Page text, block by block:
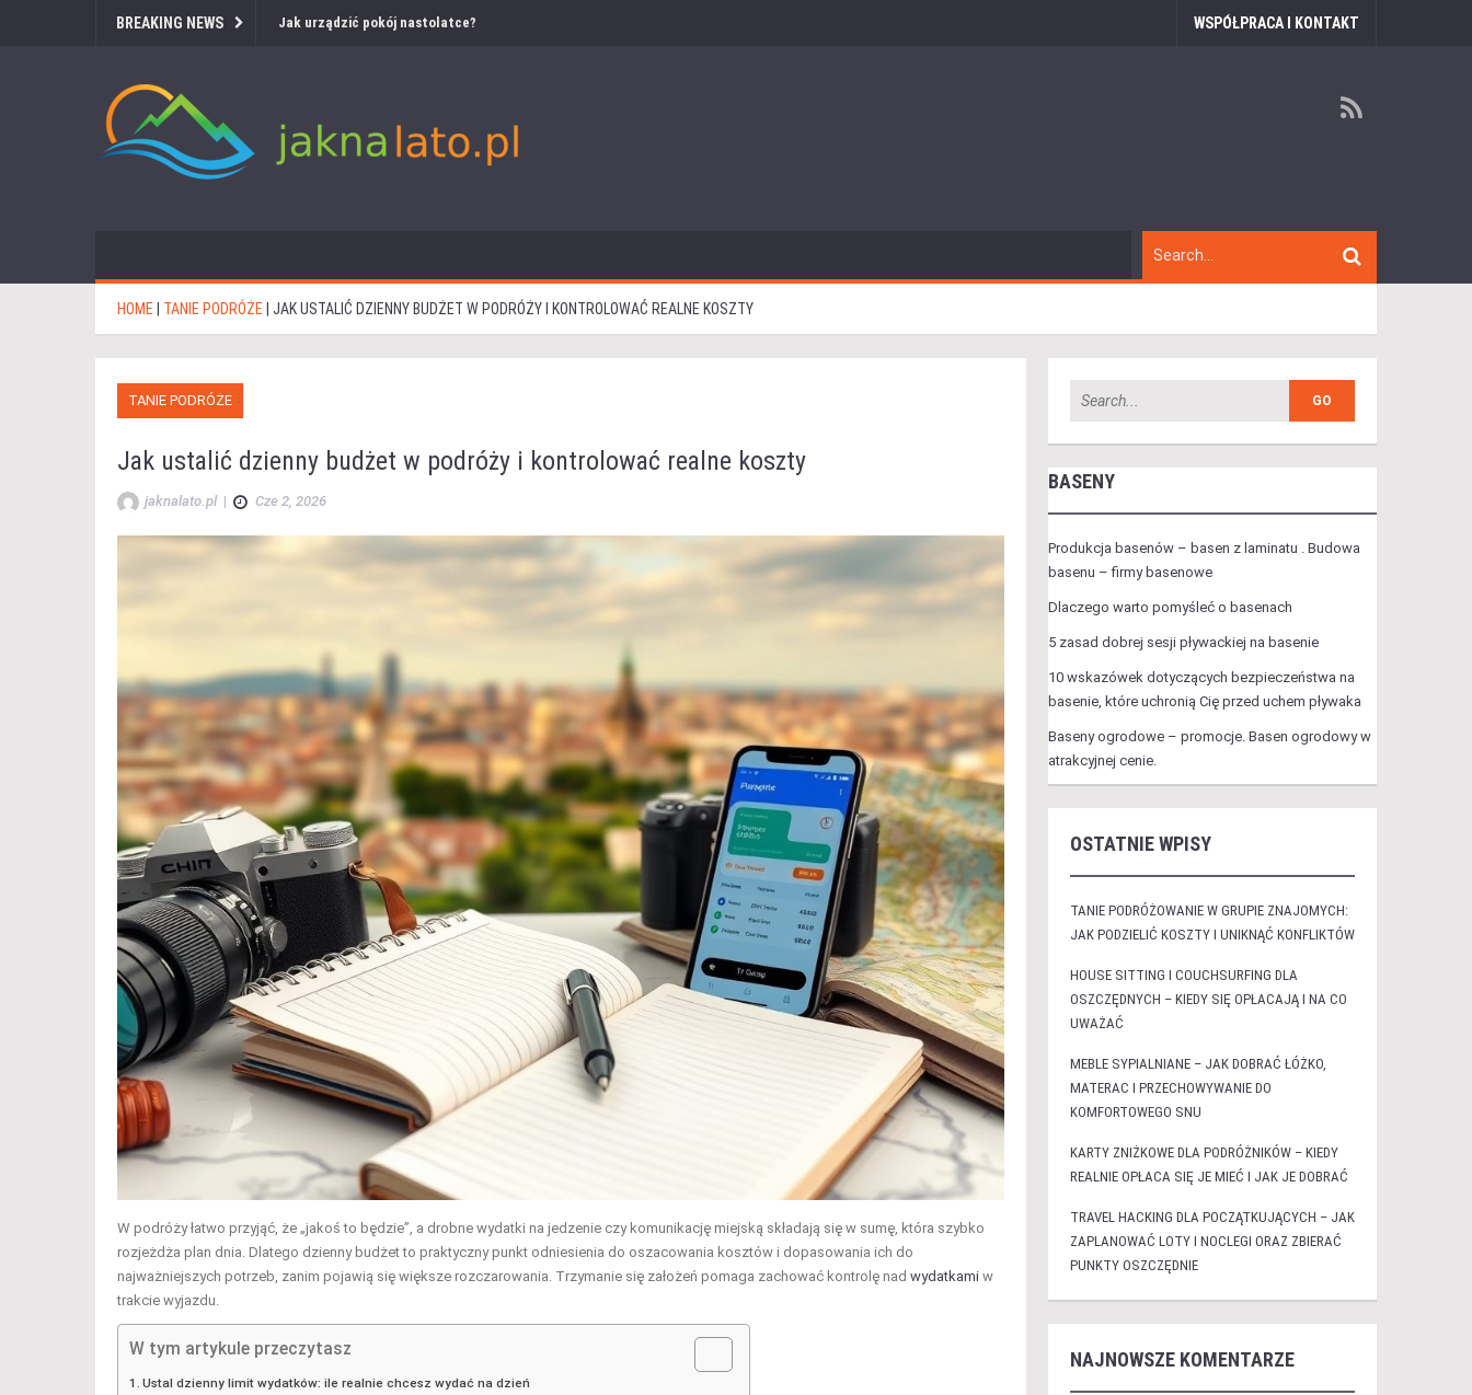
BREAKING NEWS Jak urządzić pokój nastolatce? WSPÓŁPRACA I KONTAKT
HOME TANIE PODRÓŻE JAK USTALIĆ DZIENNY BUDŻET W PODRÓŻY I KONTROLOWAĆ REALNE KOSZTY
TANIE PODRÓŻE
Jak ustalić dzienny budżet w podróży i kontrolować realne koszty
jaknalato.pl | Cze 2, 2026
W podróży łatwo przyjąć, że „jakoś to będzie”, a drobne wydatki na jedzenie czy komunikację miejską składają się w sumę, która szybko
rozjeżdża plan dnia. Dlatego dzienny budżet to praktyczny punkt odniesienia do oszacowania kosztów i dopasowania ich do
najważniejszych potrzeb, zanim pojawią się większe rozczarowania. Trzymanie się założeń pomaga zachować kontrolę nad wydatkami w
trakcie wyjazdu.
W tym artykule przeczytasz
Ustal dzienny limit wydatków: ile realnie chcesz wydać na dzień
BASENY
Produkcja basenów – basen z laminatu . Budowa
basenu – firmy basenowe
Dlaczego warto pomyśleć o basenach
5 zasad dobrej sesji pływackiej na basenie
10 wskazówek dotyczących bezpieczeństwa na
basenie, które uchronią Cię przed uchem pływaka
Baseny ogrodowe – promocje. Basen ogrodowy w
atrakcyjnej cenie.
OSTATNIE WPISY
TANIE PODRÓŻOWANIE W GRUPIE ZNAJOMYCH:
JAK PODZIELIĆ KOSZTY I UNIKNĄĆ KONFLIKTÓW
HOUSE SITTING I COUCHSURFING DLA
OSZCZĘDNYCH – KIEDY SIĘ OPŁACAJĄ I NA CO
UWAŻAĆ
MEBLE SYPIALNIANE – JAK DOBRAĆ ŁÓŻKO,
MATERAC I PRZECHOWYWANIE DO
KOMFORTOWEGO SNU
KARTY ZNIŻKOWE DLA PODRÓŻNIKÓW – KIEDY
REALNIE OPŁACA SIĘ JE MIEĆ I JAK JE DOBRAĆ
TRAVEL HACKING DLA POCZĄTKUJĄCYCH – JAK
ZAPLANOWAĆ LOTY I NOCLEGI ORAZ ZBIERAĆ
PUNKTY OSZCZĘDNIE
NAJNOWSZE KOMENTARZE